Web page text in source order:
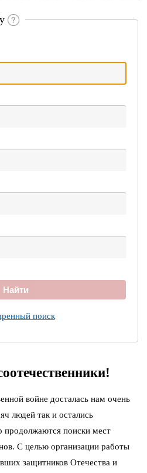
Найти
поиск
войне досталась нам очень
людей так и остались
поиски мест
С целью организации работы
защитников Отечества и